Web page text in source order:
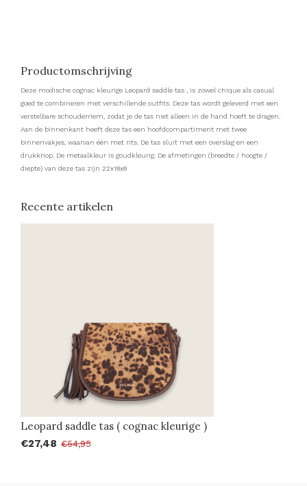
Productomschrijving
Deze modische cognac kleurige Leopard saddle tas , is zowel chique als casual
goed te combineren met verschillende outfits. Deze tas wordt geleverd met een
verstelbare schouderriem, zodat je de tas niet alleen in de hand hoeft te dragen.
Aan de binnenkant heeft deze tas een hoofdcompartiment met twee
binnenvakjes, waarvan één met rits. De tas sluit met een overslag en een
drukknop. De metaalkleur is goudkleurig. De afmetingen (breedte / hoogte /
diepte) van deze tas zijn 22x18x8
Recente artikelen
Leopard saddle tas ( cognac kleurige )
€27,48 €54,95